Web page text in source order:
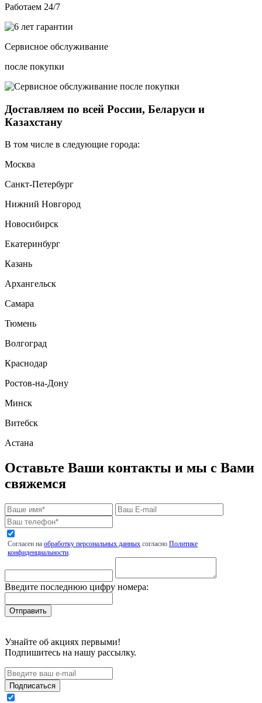
Работаем 24/7
Сервисное обслуживание
после покупки
Доставляем по всей России, Беларуси и
Казахстану
В том числе в следующие города:
Москва
Санкт-Петербург
Нижний Новгород
Новосибирск
Екатеринбург
Казань
Архангельск
Самара
Тюмень
Волгоград
Краснодар
Ростов-на-Дону
Минск
Витебск
Астана
Оставьте Ваши контакты и мы с Вами
свяжемся
Согласен на обработку персональных данных согласно Политике
конфиденциальности.
Введите последнюю цифру номера:
Узнайте об акциях первыми!
Подпишитесь на нашу рассылку.
Подписаться